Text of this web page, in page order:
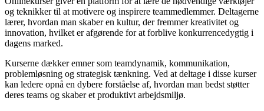
og teknikker til at motivere og inspirere teammedlemmer. Deltagerne
lærer, hvordan man skaber en kultur, der fremmer kreativitet og
innovation, hvilket er afgørende for at forblive konkurrencedygtig i
dagens marked.
Kurserne dækker emner som teamdynamik, kommunikation,
problemløsning og strategisk tænkning. Ved at deltage i disse kurser
kan ledere opnå en dybere forståelse af, hvordan man bedst støtter
deres teams og skaber et produktivt arbejdsmiljø.